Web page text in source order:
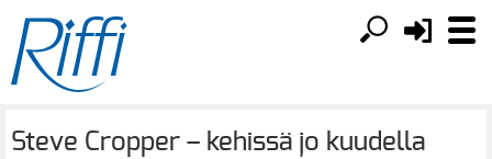
Steve Cropper – kehissä jo kuudella